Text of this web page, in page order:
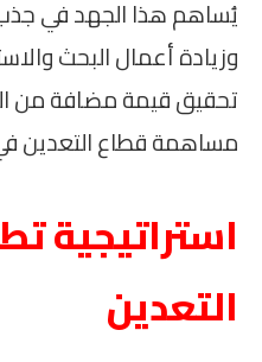
يُساهم هذا الجهد في
وزيادة أعمال البحث
تحقيق قيمة مضافة من
مساهمة قطاع التعدين
استراتيجية
التعدين